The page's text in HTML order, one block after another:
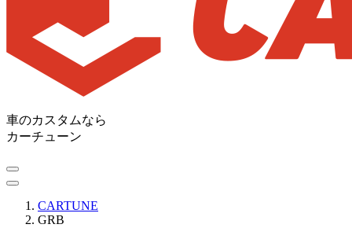
車のカスタムなら
カーチューン
CARTUNE
GRB